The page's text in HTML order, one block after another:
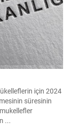
için 2024
süresinin
mukellefler
...